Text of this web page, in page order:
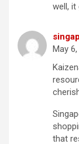
well, it
May
that